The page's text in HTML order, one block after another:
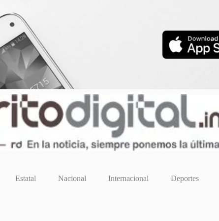
Estatal Nacional Internacional Deportes